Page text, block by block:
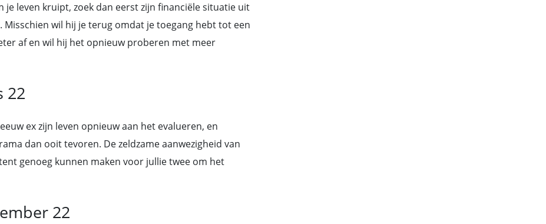
je leven kruipt, zoek dan eerst zijn financiële situatie uit
wil hij je terug omdat je toegang hebt tot een
af en wil hij het opnieuw proberen met meer
22
ex zijn leven opnieuw aan het evalueren, en
dan ooit tevoren. De zeldzame aanwezigheid van
genoeg kunnen maken voor jullie twee om het
22